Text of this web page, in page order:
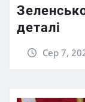
деталі
Сер 7,